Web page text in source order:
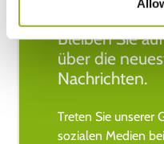
Bleiben Sie
über die
Nachrichten.
Treten Sie unserer
sozialen Medien